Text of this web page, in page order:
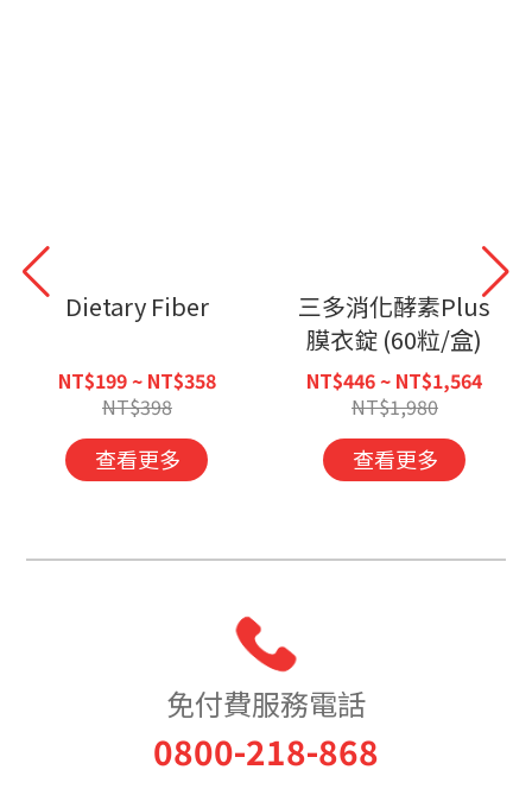
Dietary Fiber
NT$199 ~ NT$358
NT$398
查看更多
三多消化酵素Plus
膜衣錠 (60粒/盒)
NT$446 ~ NT$1,564
NT$1,980
查看更多
免付費服務電話
0800-218-868